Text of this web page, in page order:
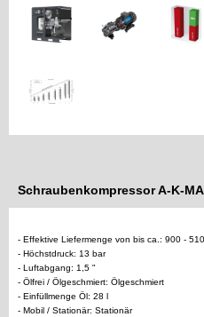
Schraubenkompressor A-K-
- Effektive Liefermenge von bis ca.: 900 -
- Höchstdruck: 13 bar
- Luftabgang: 1,5 "
- Ölfrei / Ölgeschmiert: Ölgeschmiert
- Einfüllmenge Öl: 28 l
- Mobil / Stationär: Stationär